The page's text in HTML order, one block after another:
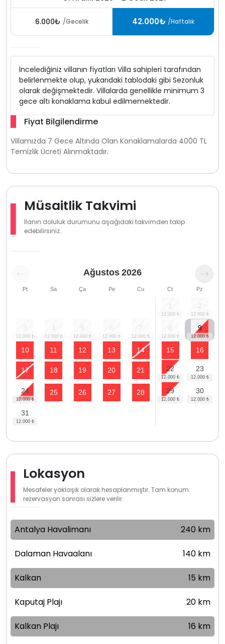
6.000₺ /Gecelik 42.000₺ /Haftalık
İncelediğiniz villanın fiyatları Villa sahipleri tarafından
belirlenmekte olup, yukarıdaki tablodaki gibi Sezonluk
olarak değişmektedir. Villalarda genellikle minimum 3
gece altı konaklama kabul edilmemektedir.
Fiyat Bilgilendirme
Villamızda 7 Gece Altında Olan Konaklamalarda 4000 TL
Temizlik Ücreti Alınmaktadır.
Müsaitlik Takvimi
İlanın doluluk durumunu aşağıdaki takvimden takip
edebilirsiniz.
Ağustos 2026
Pt Sa Ça Pe Cu Ct Pz
1 2
3 4 5 6 7 8 9
10 11 12 13 14 15 16
17 18 19 20 21 22 23
24 25 26 27 28 29 30
31
Lokasyon
Mesafeler yaklaşık olarak hesaplanmıştır. Tam konum
rezervasyon sonrası sizlere verilir.
Antalya Havalimanı 240 km
Dalaman Havaalanı 140 km
Kalkan 15 km
Kaputaj Plajı 20 km
Kalkan Plajı 16 km